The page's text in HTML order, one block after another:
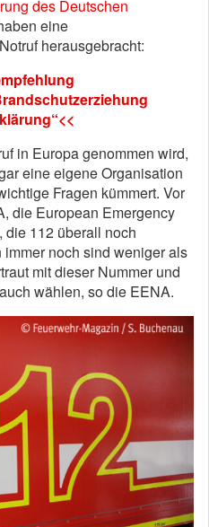
des Deutschen
eine
herausgebracht:
in Europa genommen wird,
eine eigene Organisation
Fragen kümmert. Vor
die European Emergency
die 112 überall noch
noch sind weniger als
mit dieser Nummer und
wählen, so die EENA.